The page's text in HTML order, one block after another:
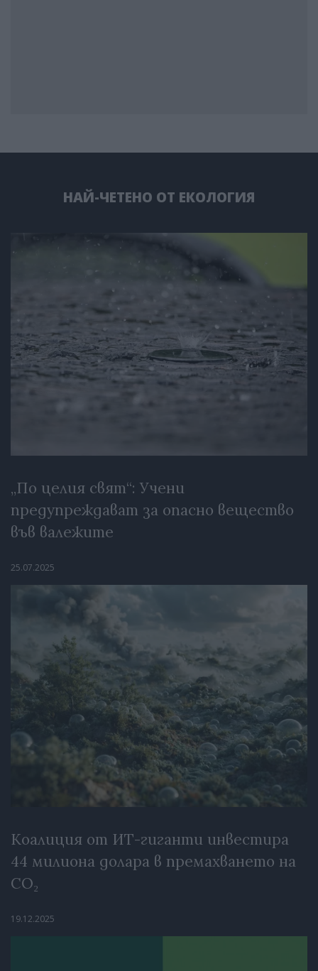
НАЙ-ЧЕТЕНО ОТ ЕКОЛОГИЯ
„По целия свят“: Учени
предупреждават за опасно вещество
във валежите
25.07.2025
Коалиция от ИТ-гиганти инвестира
44 милиона долара в премахването на
CO₂
19.12.2025